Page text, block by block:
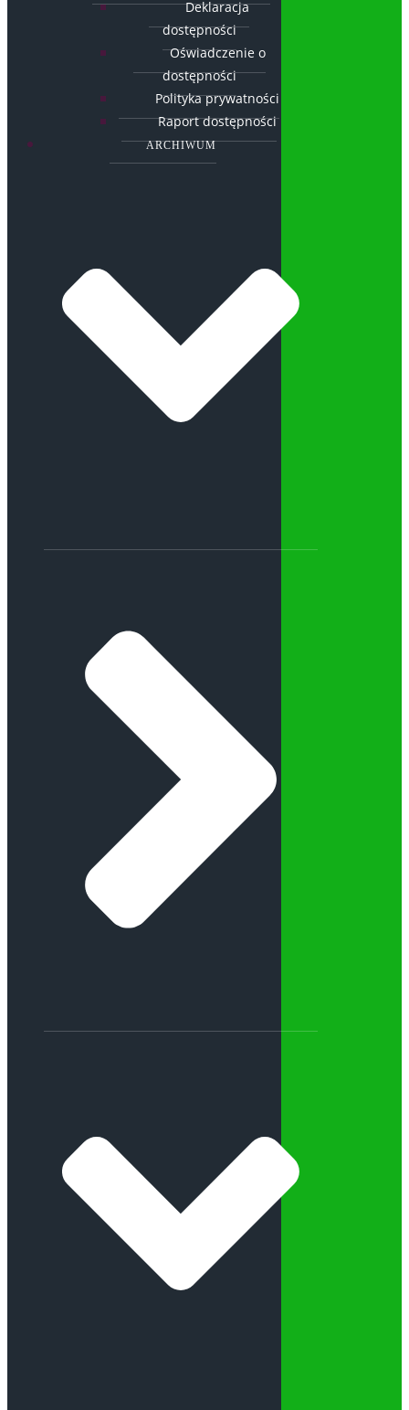
Deklaracja
dostępności
Oświadczenie o
dostępności
Polityka prywatności
Raport dostępności
ARCHIWUM